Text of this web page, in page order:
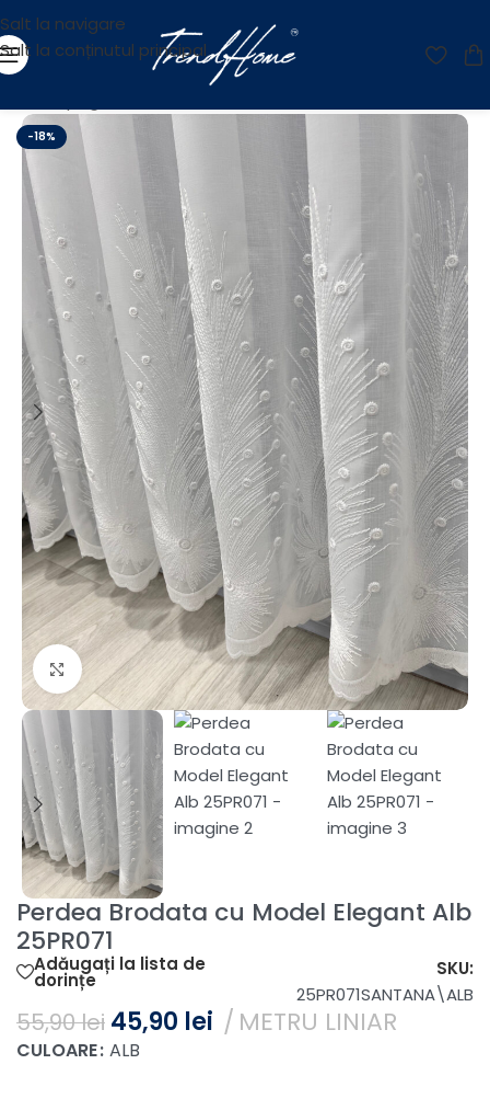
Salt la navigare
Salt la conținutul principal
-18%
Fă clic pentru a mări
Perdea Brodata cu Model Elegant Alb
25PR071
Adăugați la lista de
dorințe
SKU:
25PR071SANTANA\ALB
55,90lei 45,90 lei METRU LINIAR
CULOARE ALB